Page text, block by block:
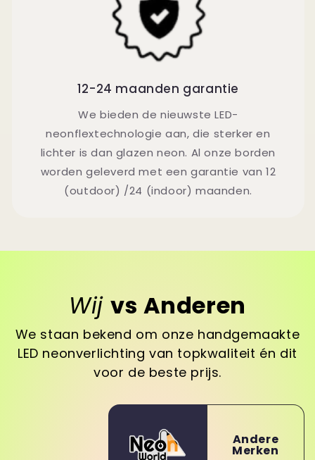
12-24 maanden garantie
We bieden de nieuwste LED-
neonflextechnologie aan, die sterker en
lichter is dan glazen neon. Al onze borden
worden geleverd met een garantie van 12
(outdoor) /24 (indoor) maanden.
Wij vs Anderen
We staan bekend om onze handgemaakte
LED neonverlichting van topkwaliteit én dit
voor de beste prijs.
Andere
Merken